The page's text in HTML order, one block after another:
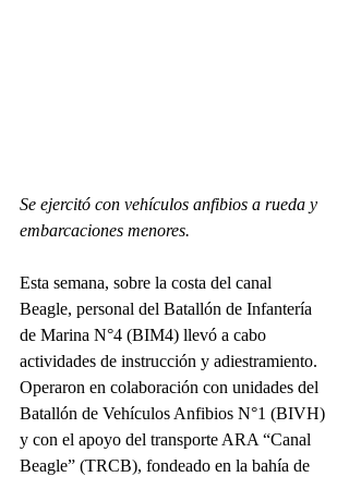
Se ejercitó con vehículos anfibios a rueda y
embarcaciones menores.
Esta semana, sobre la costa del canal
Beagle, personal del Batallón de Infantería
de Marina N°4 (BIM4) llevó a cabo
actividades de instrucción y adiestramiento.
Operaron en colaboración con unidades del
Batallón de Vehículos Anfibios N°1 (BIVH)
y con el apoyo del transporte ARA “Canal
Beagle” (TRCB), fondeado en la bahía de